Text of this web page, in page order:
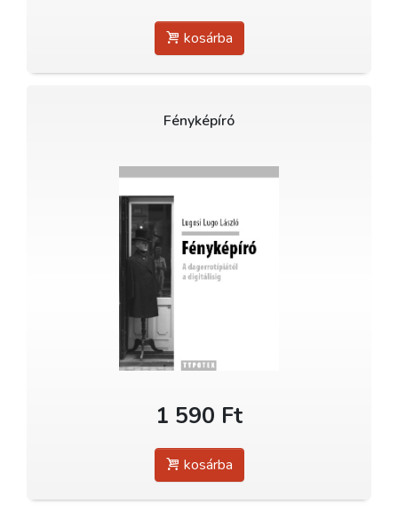
kosárba
Fényképíró
1 590 Ft
kosárba